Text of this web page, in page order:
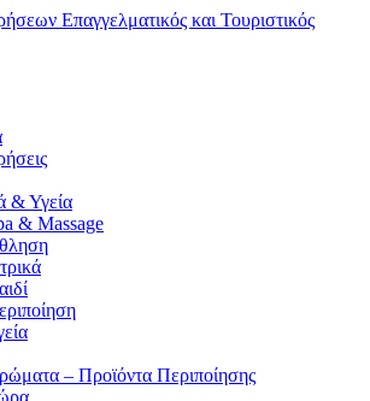
& Υγεία
& Massage
– Προϊόντα Περιποίησης